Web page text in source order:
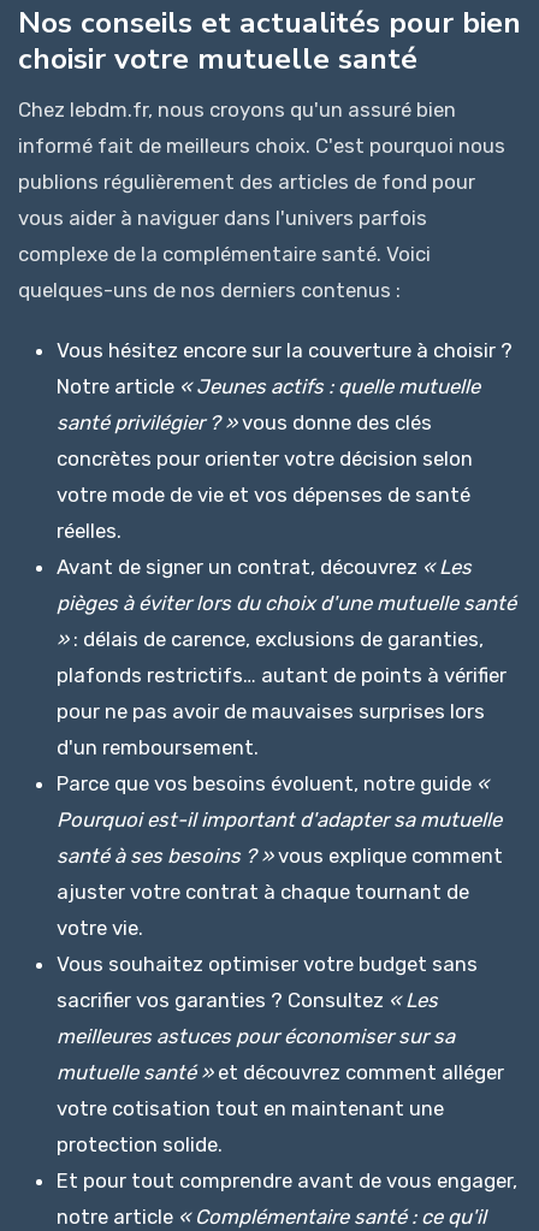
Nos conseils et actualités pour bien
choisir votre mutuelle santé
Chez lebdm.fr, nous croyons qu'un assuré bien
informé fait de meilleurs choix. C'est pourquoi nous
publions régulièrement des articles de fond pour
vous aider à naviguer dans l'univers parfois
complexe de la complémentaire santé. Voici
quelques-uns de nos derniers contenus :
Vous hésitez encore sur la couverture à choisir ?
Notre article « Jeunes actifs : quelle mutuelle
santé privilégier ? »vous donne des clés
concrètes pour orienter votre décision selon
votre mode de vie et vos dépenses de santé
réelles.
Avant de signer un contrat, découvrez « Les
pièges à éviter lors du choix d'une mutuelle santé
»: délais de carence, exclusions de garanties,
plafonds restrictifs… autant de points à vérifier
pour ne pas avoir de mauvaises surprises lors
d'un remboursement.
Parce que vos besoins évoluent, notre guide «
Pourquoi est-il important d'adapter sa mutuelle
santé à ses besoins ? »vous explique comment
ajuster votre contrat à chaque tournant de
votre vie.
Vous souhaitez optimiser votre budget sans
sacrifier vos garanties ? Consultez « Les
meilleures astuces pour économiser sur sa
mutuelle santé »et découvrez comment alléger
votre cotisation tout en maintenant une
protection solide.
Et pour tout comprendre avant de vous engager,
notre article « Complémentaire santé : ce qu'il